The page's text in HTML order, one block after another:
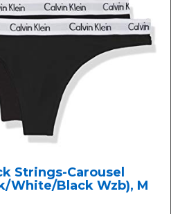
Strings-Carousel
White/Black Wzb), M